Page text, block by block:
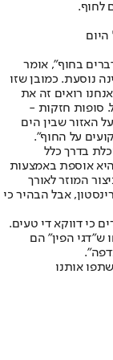
לחוף.
היום
בחוף", אומר
נוסעת. כמובן שזו
רואים זה את
סופות חזקות -
האזור שבין הים
על החוף".
לחיות עד 25 שנים, אוכלת בדרך כלל
אוספת באמצעות
המוזר לאורך
אבל הבהיר כי
דבר אומרים כי דווקא די טעים.
ש"דגי הפין" הם
אותנו